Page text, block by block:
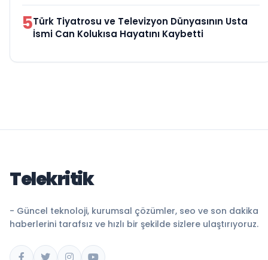
5Türk Tiyatrosu ve Televizyon Dünyasının Usta
İsmi Can Kolukısa Hayatını Kaybetti
Telekritik
- Güncel teknoloji, kurumsal çözümler, seo ve son dakika
haberlerini tarafsız ve hızlı bir şekilde sizlere ulaştırıyoruz.